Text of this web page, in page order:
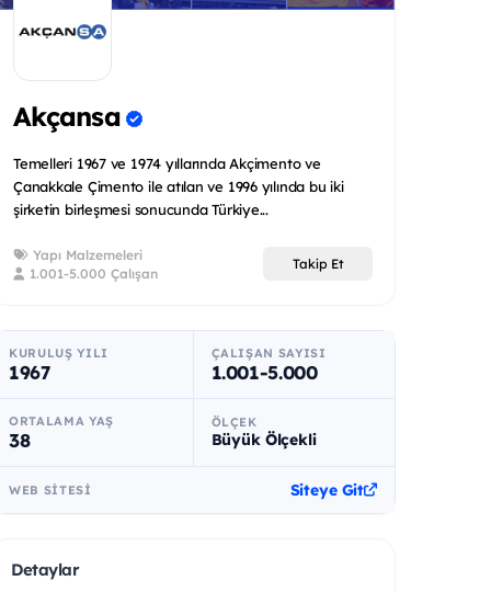
Akçansa
Temelleri 1967 ve 1974 yıllarında Akçimento ve
Çanakkale Çimento ile atılan ve 1996 yılında bu iki
şirketin birleşmesi sonucunda Türkiye...
Yapı Malzemeleri
1.001-5.000 Çalışan
Takip Et
KURULUŞ YILI
1967
ÇALIŞAN SAYISI
1.001-5.000
ORTALAMA YAŞ
38
ÖLÇEK
Büyük Ölçekli
WEB SITESI Siteye Git
Detaylar